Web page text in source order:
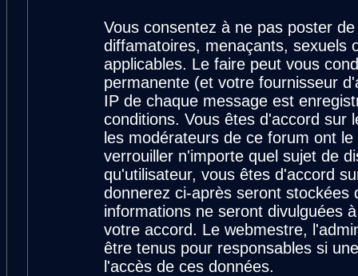
Vous consentez à ne pas poster
diffamatoires, menaçants, sexuels
applicables. Le faire peut vous
permanente (et votre fournisseur
IP de chaque message est
conditions. Vous êtes d'accord sur
les modérateurs de ce forum ont
verrouiller n'importe quel sujet de
qu'utilisateur, vous êtes d'accord
donnerez ci-après seront stockées
informations ne seront divulguées
votre accord. Le webmestre,
être tenus pour responsables si
l'accès de ces données.